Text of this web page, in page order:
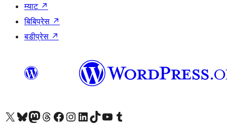
म्याट ↗
बिबिप्रेस ↗
बडीप्रेस ↗
हाम्रो X (पहिले ट्विटर) खातामा जानुहोस्
हाम्रो Bluesky खाता भ्रमण गर्नुहोस्
हाम्रो म्यास्टोडन खाता भ्रमण गर्नुहोस्
हाम्रो थ्रेड्स खातामा जानुहोस्
हाम्रो फेसबुक पेजमा जानुहोस्
हाम्रो इन्स्टाग्राम खातामा जानुहोस्
हाम्रो लिङ्क्डइन खातामा जानुहोस्
हाम्रो TikTok खाता भ्रमण गर्नुहोस्
हाम्रो युट्युब च्यानलमा जानुहोस्
हाम्रो टम्बलर खाता भ्रमण गर्नुहोस्